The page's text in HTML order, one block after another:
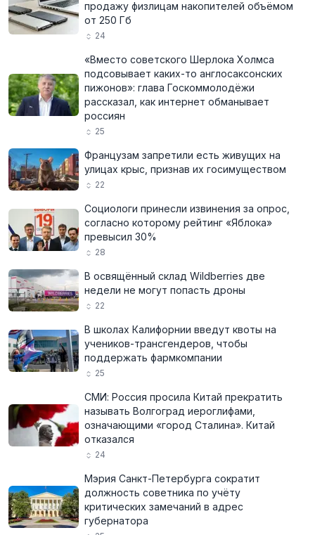
продажу физлицам накопителей объёмом
от 250 Гб
24
«Вместо советского Шерлока Холмса
подсовывает каких-то англосаксонских
пижонов»: глава Госкоммолодёжи
рассказал, как интернет обманывает
россиян
25
Французам запретили есть живущих на
улицах крыс, признав их госимуществом
22
Социологи принесли извинения за опрос,
согласно которому рейтинг «Яблока»
превысил 30%
28
В освящённый склад Wildberries две
недели не могут попасть дроны
22
В школах Калифорнии введут квоты на
учеников-трансгендеров, чтобы
поддержать фармкомпании
25
СМИ: Россия просила Китай прекратить
называть Волгоград иероглифами,
означающими «город Сталина». Китай
отказался
24
Мэрия Санкт-Петербурга сократит
должность советника по учёту
критических замечаний в адрес
губернатора